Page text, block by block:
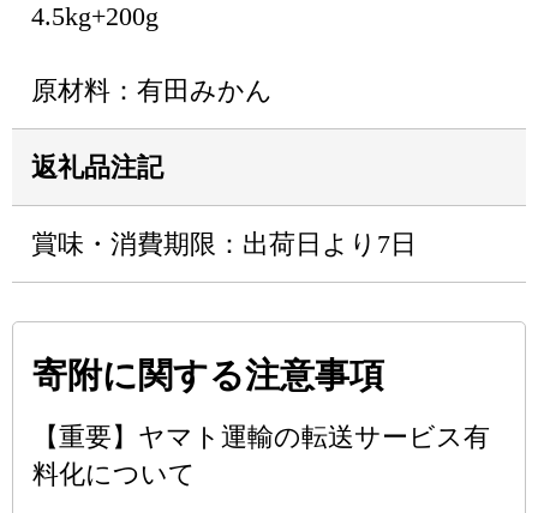
4.5kg+200g
原材料：有田みかん
返礼品注記
賞味・消費期限：出荷日より7日
寄附に関する注意事項
【重要】ヤマト運輸の転送サービス有
料化について